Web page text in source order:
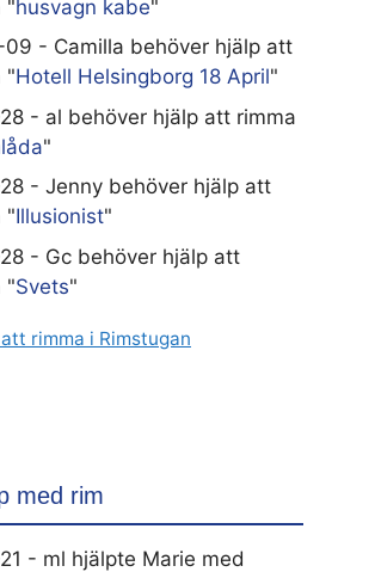
"husvagn kabe"
- Camilla behöver hjälp att
"Hotell Helsingborg 18 April"
- al behöver hjälp att rimma
"
- Jenny behöver hjälp att
"Illusionist"
- Gc behöver hjälp att
"Svets"
rimma i Rimstugan
med rim
- ml hjälpte Marie med